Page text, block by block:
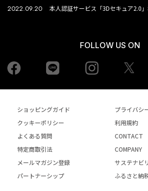
2022.09.20 本人認証サービス「3Dセキュア2.0
FOLLOW US ON
Facebook Instagram
ショッピングガイド
プライバシ
クッキーポリシー
利用規約
よくある質問
CONTACT
特定商取引法
COMPANY
メールマガジン登録
サステナビ
パートナーシップ
ふるさと納